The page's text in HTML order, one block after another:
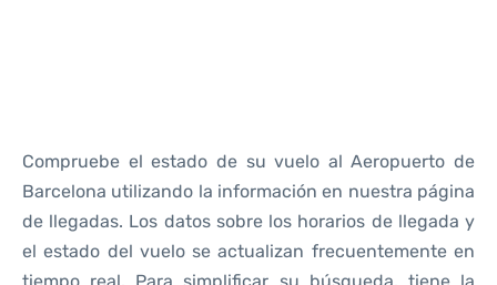
Compruebe el estado de su vuelo al Aeropuerto de
Barcelona utilizando la información en nuestra página
de llegadas. Los datos sobre los horarios de llegada y
el estado del vuelo se actualizan frecuentemente en